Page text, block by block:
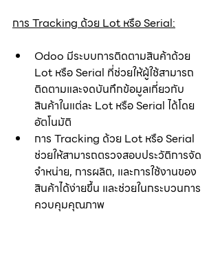
การ Tracking ด้วย Lot หรือ Serial:
Odoo มีระบบการติดตามสินค้าด้วย
Lot หรือ Serial ที่ช่วยให้ผู้ใช้สามารถ
ติดตามและจดบันทึกข้อมูลเกี่ยวกับ
สินค้าในแต่ละ Lot หรือ Serial ได้โดย
อัตโนมัติ
การ Tracking ด้วย Lot หรือ Serial
ช่วยให้สามารถตรวจสอบประวัติการจัด
จำหน่าย, การผลิต, และการใช้งานของ
สินค้าได้ง่ายขึ้น และช่วยในกระบวนการ
ควบคุมคุณภาพ